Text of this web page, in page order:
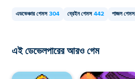
এডভেঞ্চার গেমস 304 ব্রেইন গেমস 442 পাজল গেমস
এই ডেভেলপারের আরও গেম